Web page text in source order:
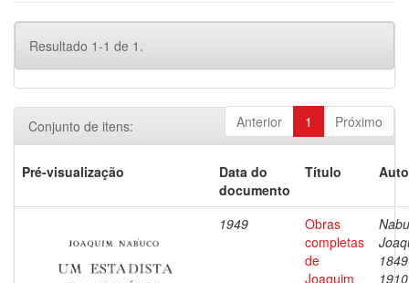
Resultado 1-1 de 1.
Anterior 1 Próximo
Conjunto de itens:
Pré-visualização
Data do
documento
Título
1949
Obras
completas
de
Joaquim
1910